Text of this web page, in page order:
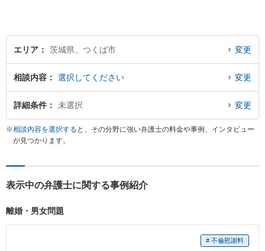
エリア 茨城県、つくば市 変更
相談内容 選択してください 変更
詳細条件 未選択 変更
※相談内容を選択する と、その分野に強い弁護士の料金や事例、インタビュー
が見つかります。
表示中の弁護士に関する事例紹介
離婚・男女問題
# 不倫慰謝料